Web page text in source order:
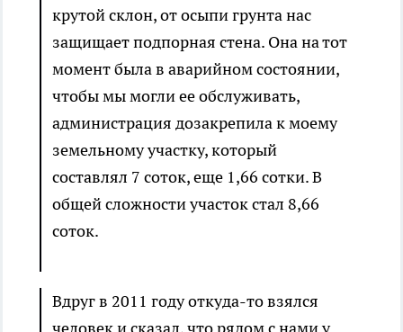
крутой склон, от осыпи грунта нас
защищает подпорная стена. Она на тот
момент была в аварийном состоянии,
чтобы мы могли ее обслуживать,
администрация дозакрепила к моему
земельному участку, который
составлял 7 соток, еще 1,66 сотки. В
общей сложности участок стал 8,66
соток.
Вдруг в 2011 году откуда-то взялся